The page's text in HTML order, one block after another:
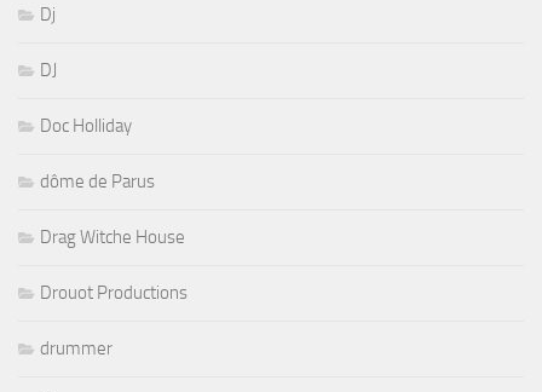
Dj
DJ
Doc Holliday
dôme de Parus
Drag Witche House
Drouot Productions
drummer